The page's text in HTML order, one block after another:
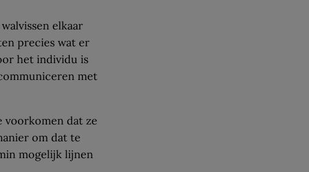
elkaar
precies wat er
het individu is
met
voorkomen dat ze
om dat te
mogelijk lijnen